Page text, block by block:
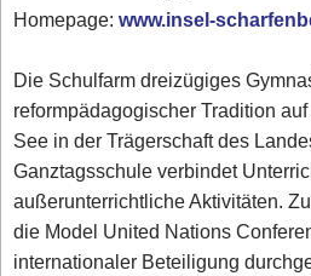
Homepage:www.insel-
Die Schulfarm dreizügiges
reformpädagogischer Tradition
See in der Trägerschaft des
Ganztagsschule verbindet
außerunterrichtliche Aktivitäten.
die Model United Nations
internationaler Beteiligung